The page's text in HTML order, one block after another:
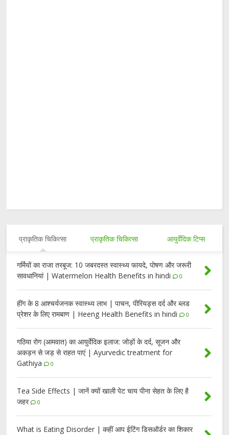
प्राकृतिक चिकित्सा प्राकृतिक चिकित्सा आयुर्वेदिक टिप्स
गर्मियों का राजा तरबूज: 10 जबरदस्त स्वास्थ्य फायदे, पोषण और जरूरी
सावधानियां | Watermelon Health Benefits in hindi
0
हींग के 8 आश्चर्यजनक स्वास्थ्य लाभ | पाचन, पीरियड्स दर्द और ब्लड
प्रेशर के लिए रामबाण | Heeng Health Benefits in hindi
0
गठिया रोग (आमवात) का आयुर्वेदिक इलाज: जोड़ों के दर्द, सूजन और
अकड़न से जड़ से राहत पाएं | Ayurvedic treatment for
Gathiya
0
Tea Side Effects | जानें क्यों खाली पेट चाय पीना सेहत के लिए है
जहर
0
What is Eating Disorder | कहीं आप ईटिंग डिसऑर्डर का शिकार